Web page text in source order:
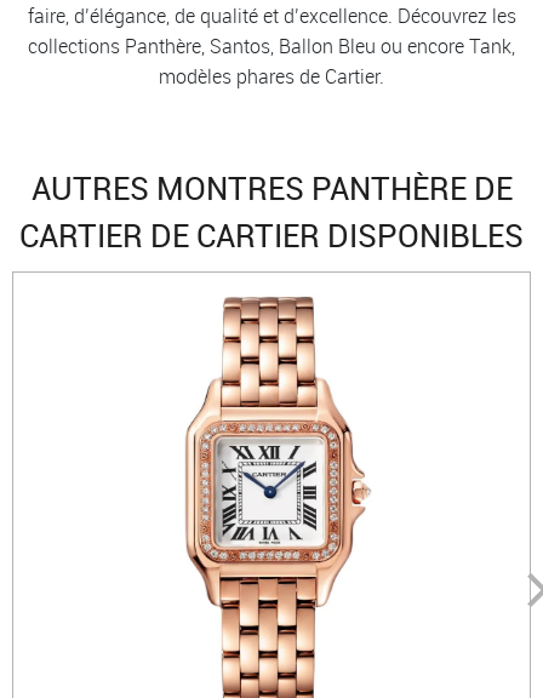
faire, d’élégance, de qualité et d’excellence. Découvrez les
collections Panthère, Santos, Ballon Bleu ou encore Tank,
modèles phares de Cartier.
AUTRES MONTRES PANTHÈRE DE
CARTIER DE CARTIER DISPONIBLES